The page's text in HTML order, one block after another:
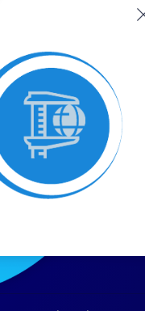
SIGUIENTE
FR-3.3.2-54